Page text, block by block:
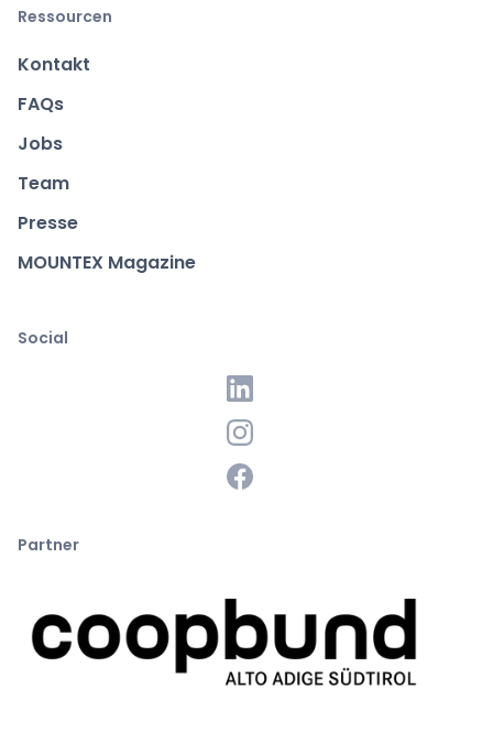
Ressourcen
Kontakt
FAQs
Jobs
Team
Presse
MOUNTEX Magazine
Social
Partner